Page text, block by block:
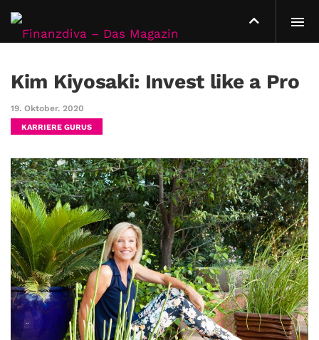
Kim Kiyosaki: Invest like a Pro
19. Oktober. 2020
KARRIERE GURUS